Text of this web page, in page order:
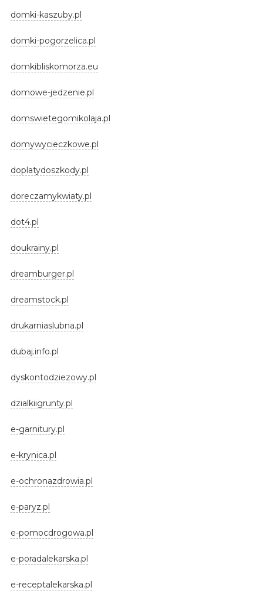
domki-kaszuby.pl
domki-pogorzelica.pl
domkibliskomorza.eu
domowe-jedzenie.pl
domswietegomikolaja.pl
domywycieczkowe.pl
doplatydoszkody.pl
doreczamykwiaty.pl
dot4.pl
doukrainy.pl
dreamburger.pl
dreamstock.pl
drukarniaslubna.pl
dubaj.info.pl
dyskontodziezowy.pl
dzialkiigrunty.pl
e-garnitury.pl
e-krynica.pl
e-ochronazdrowia.pl
e-paryz.pl
e-pomocdrogowa.pl
e-poradalekarska.pl
e-receptalekarska.pl